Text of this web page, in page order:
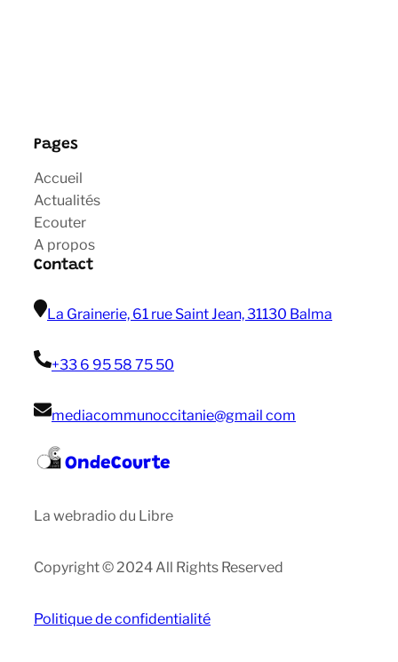
Pages
Accueil
Actualités
Ecouter
A propos
Contact
La Grainerie, 61 rue Saint Jean, 31130 Balma
+33 6 95 58 75 50
mediacommunoccitanie@gmail com
OndeCourte
La webradio du Libre
Copyright © 2024 All Rights Reserved
Politique de confidentialité